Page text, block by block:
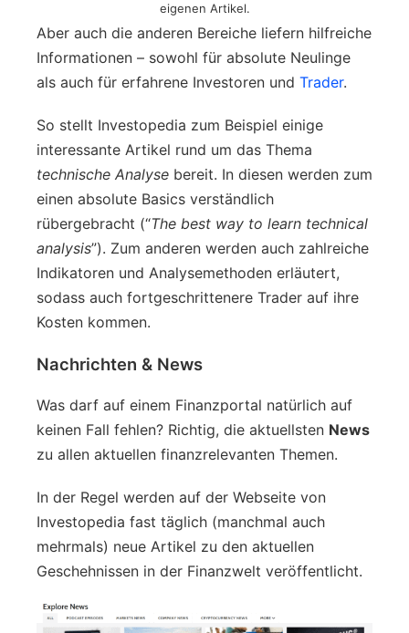
eigenen Artikel.
Aber auch die anderen Bereiche liefern hilfreiche
Informationen – sowohl für absolute Neulinge
als auch für erfahrene Investoren und Trader.
So stellt Investopedia zum Beispiel einige
interessante Artikel rund um das Thema
technische Analyse bereit. In diesen werden zum
einen absolute Basics verständlich
rübergebracht (“The best way to learn technical
analysis”). Zum anderen werden auch zahlreiche
Indikatoren und Analysemethoden erläutert,
sodass auch fortgeschrittenere Trader auf ihre
Kosten kommen.
Nachrichten & News
Was darf auf einem Finanzportal natürlich auf
keinen Fall fehlen? Richtig, die aktuellsten News
zu allen aktuellen finanzrelevanten Themen.
In der Regel werden auf der Webseite von
Investopedia fast täglich (manchmal auch
mehrmals) neue Artikel zu den aktuellen
Geschehnissen in der Finanzwelt veröffentlicht.